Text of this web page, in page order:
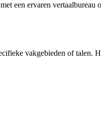
een ervaren
vakgebieden of talen.